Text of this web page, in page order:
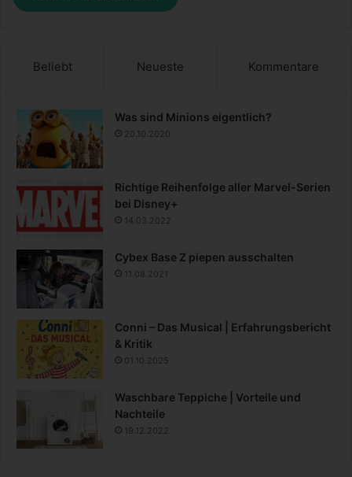
Beliebt Neueste Kommentare
Was sind Minions eigentlich?
20.10.2020
Richtige Reihenfolge aller Marvel-Serien
bei Disney+
14.03.2022
Cybex Base Z piepen ausschalten
11.08.2021
Conni – Das Musical | Erfahrungsbericht
& Kritik
01.10.2025
Waschbare Teppiche | Vorteile und
Nachteile
19.12.2022